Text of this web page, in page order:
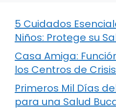
5 Cuidados
Niños: Protege su
Casa Amiga:
los Centros de
Primeros Mil Días
para una Salud